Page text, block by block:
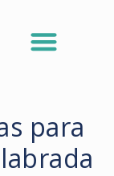
para